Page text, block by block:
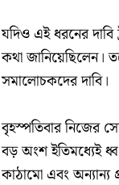
যদিও এই ধরনের
কথা জানিয়েছিলেন।
সমালোচকদের দাবি।
বৃহস্পতিবার নিজের
বড় অংশ ইতিমধ্যেই
কাঠামো এবং অন্যান্য